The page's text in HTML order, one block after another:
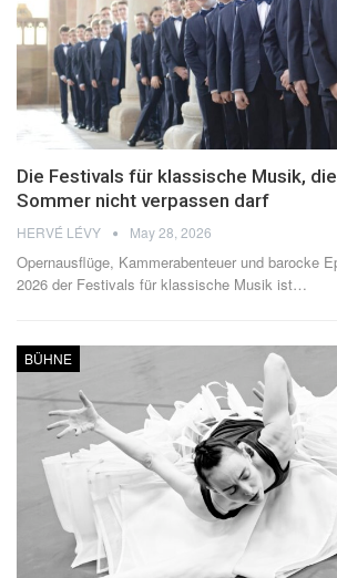
Die Festivals für klassische Musik,
Sommer nicht verpassen darf
HERVÉ LÉVY May 28, 2026
Opernausflüge, Kammerabenteuer und barocke
2026 der Festivals für klassische Musik ist…
BÜHNE